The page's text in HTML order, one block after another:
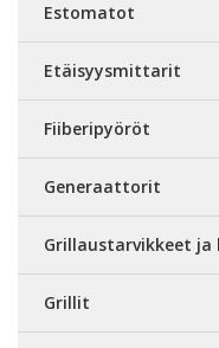
Estomatot
Etäisyysmittarit
Fiiberipyöröt
Generaattorit
Grillaustarvikkeet
Grillit